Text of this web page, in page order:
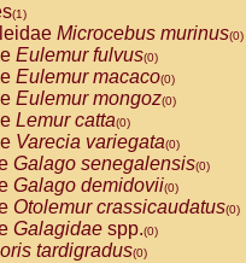
(1)
Microcebus murinus(0)
Eulemur fulvus(0)
Eulemur macaco(0)
Eulemur mongoz(0)
Lemur catta(0)
Varecia variegata(0)
Galago senegalensis(0)
Galago demidovii(0)
Otolemur crassicaudatus(0)
Galagidae spp.(0)
tardigradus(0)